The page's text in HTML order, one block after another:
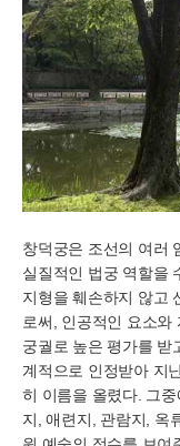
창덕궁은 조선의 여러
실질적인 법궁 역할을
지형을 훼손하지 않고
로써, 인공적인 요소와
궁궐로 높은 평가를 받
계적으로 인정받아 지
히 이름을 올렸다. 그
지, 애련지, 관람지, 옥